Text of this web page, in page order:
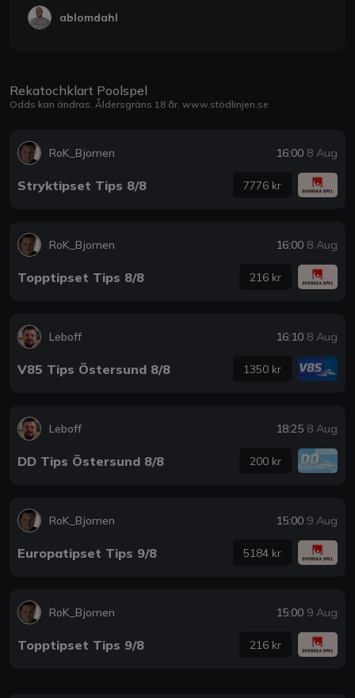
ablomdahl
Rekatochklart Poolspel
Odds kan ändras. Åldersgräns 18 år. www.stödlinjen.se
RoK_Bjornen 16:00 8 Aug
Stryktipset Tips 8/8 7776 kr
RoK_Bjornen 16:00 8 Aug
Topptipset Tips 8/8 216 kr
Leboff 16:10 8 Aug
V85 Tips Östersund 8/8 1350 kr
Leboff 18:25 8 Aug
DD Tips Östersund 8/8 200 kr
RoK_Bjornen 15:00 9 Aug
Europatipset Tips 9/8 5184 kr
RoK_Bjornen 15:00 9 Aug
Topptipset Tips 9/8 216 kr